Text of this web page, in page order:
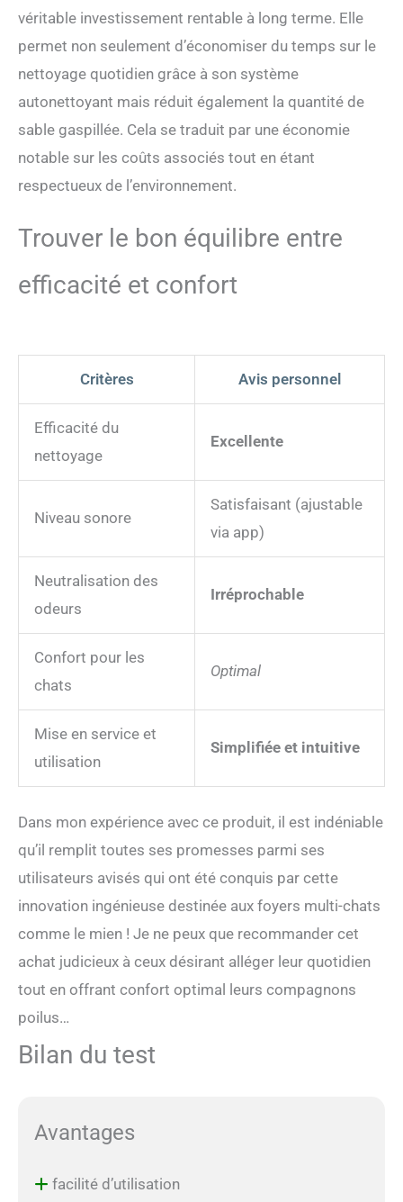
plusieurs chats, votre
maison reste fraîche, propre
chat autonettoyante avec
éclairage LED nocturne
Personnalisez l’espace de
votre chat avec l’éclairage
ce bac à litière
via l’application des
couleurs apaisantes pour
rendre son expérience
automatique est conçu de
manière modulaire : le
le grand bac à déchets et le
étanches et se rincent
directement à l’eau – aucun
recoin caché. Pour les
autres surfaces, un chiffon
assure une propreté 5
fraîche et immédiate.
véritable investissement rentable à long terme. Elle
permet non seulement d’économiser du temps sur le
nettoyage quotidien grâce à son système
autonettoyant mais réduit également la quantité de
sable gaspillée. Cela se traduit par une économie
notable sur les coûts associés tout en étant
respectueux de l’environnement.
Trouver le bon équilibre entre
efficacité et confort
Critères Avis personnel
Efficacité du
nettoyage
Excellente
Niveau sonore
Satisfaisant (ajustable
via app)
Neutralisation des
odeurs
Irréprochable
Confort pour les
chats
Optimal
Mise en service et
utilisation
Simplifiée et intuitive
Dans mon expérience avec ce produit, il est indéniable
qu’il remplit toutes ses promesses parmi ses
utilisateurs avisés qui ont été conquis par cette
innovation ingénieuse destinée aux foyers multi-chats
comme le mien ! Je ne peux que recommander cet
achat judicieux à ceux désirant alléger leur quotidien
tout en offrant confort optimal leurs compagnons
poilus…
Bilan du test
Avantages
facilité d’utilisation